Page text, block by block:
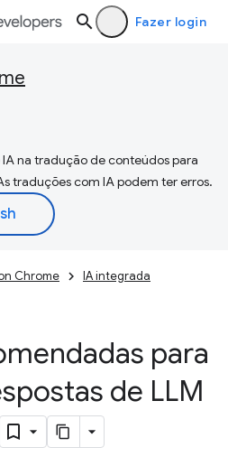
Fazer login
na tradução de conteúdos para
traduções com IA podem ter erros.
Chrome IA integrada
para
de LLM